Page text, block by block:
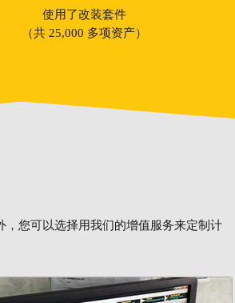
使用了改装套件
（共 25,000 多项资产）
您可以选择用我们的增值服务来定制计